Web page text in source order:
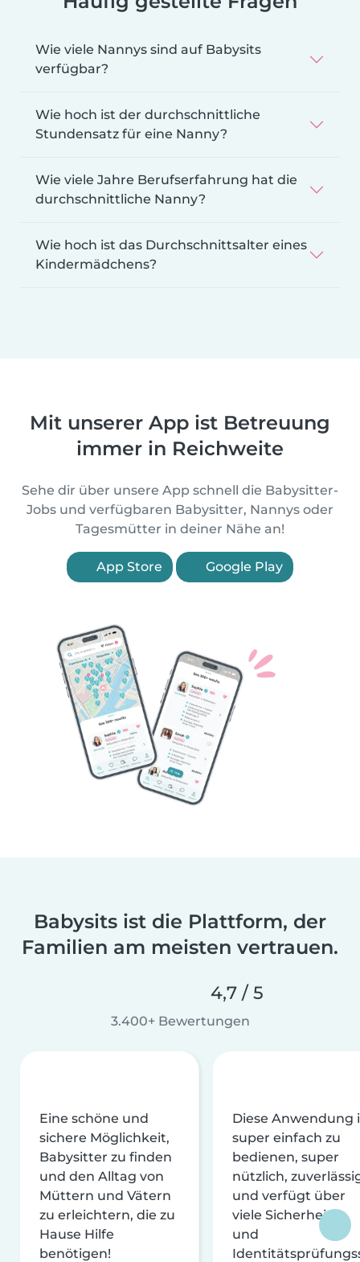
Wie viele Nannys sind auf Babysits
verfügbar?
Wie hoch ist der durchschnittliche
Stundensatz für eine Nanny?
Wie viele Jahre Berufserfahrung hat die
durchschnittliche Nanny?
Wie hoch ist das Durchschnittsalter eines
Kindermädchens?
Mit unserer App ist Betreuung
immer in Reichweite
Sehe dir über unsere App schnell die Babysitter-
Jobs und verfügbaren Babysitter, Nannys oder
Tagesmütter in deiner Nähe an!
App Store Google Play
Babysits ist die Plattform, der
Familien am meisten vertrauen.
4,7 / 5
3.400+ Bewertungen
Eine schöne und
sichere Möglichkeit,
Babysitter zu finden
und den Alltag von
Müttern und Vätern
zu erleichtern, die zu
Hause Hilfe
benötigen!
Diese Anwendung
super einfach zu
bedienen, super
nützlich,
und verfügt über
viele Sicherheits-
und